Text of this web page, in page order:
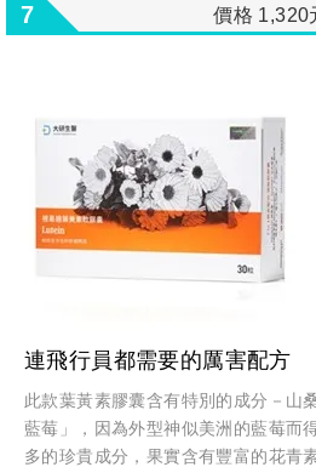
7 價格 1,320
連飛行員都需要的厲害配方
此款葉黃素膠囊含有特別的成分－山
藍莓」，因為外型神似美洲的藍莓而
多的珍貴成分，果實含有豐富的花青